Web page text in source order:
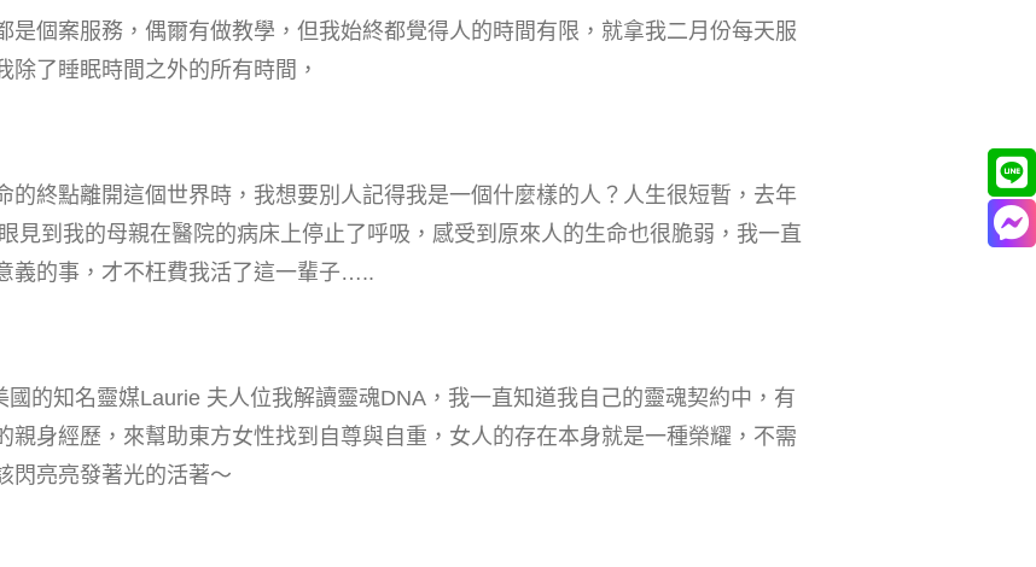
是個案服務，偶爾有做教學，但我始終都覺得人的時間有限，就拿我二月份每天服
了睡眠時間之外的所有時間，
的終點離開這個世界時，我想要別人記得我是一個什麼樣的人？人生很短暫，去年
見到我的母親在醫院的病床上停止了呼吸，感受到原來人的生命也很脆弱，我一直
義的事，才不枉費我活了這一輩子…..
的知名靈媒Laurie 夫人位我解讀靈魂DNA，我一直知道我自己的靈魂契約中，有
親身經歷，來幫助東方女性找到自尊與自重，女人的存在本身就是一種榮耀，不需
閃亮亮發著光的活著～